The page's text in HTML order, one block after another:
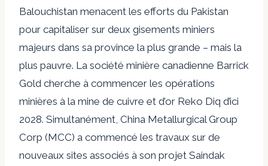
Balouchistan menacent les efforts du Pakistan
pour capitaliser sur deux gisements miniers
majeurs dans sa province la plus grande – mais la
plus pauvre. La société minière canadienne Barrick
Gold cherche à commencer les opérations
minières à la mine de cuivre et d’or Reko Diq d’ici
2028. Simultanément, China Metallurgical Group
Corp (MCC) a commencé les travaux sur de
nouveaux sites associés à son projet Saindak